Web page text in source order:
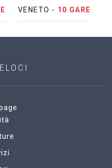
VENETO - 10 GARE